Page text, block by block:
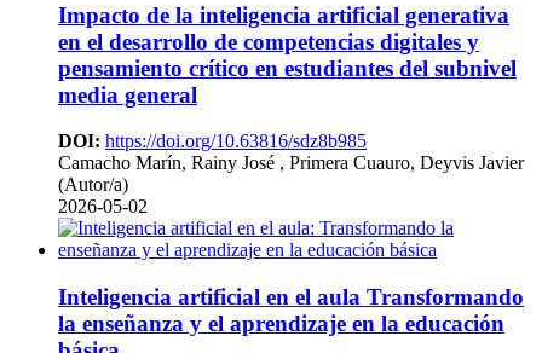
Impacto de la inteligencia artificial generativa
en el desarrollo de competencias digitales y
pensamiento crítico en estudiantes del subnivel
media general
DOI: https://doi.org/10.63816/sdz8b985
Camacho Marín, Rainy José , Primera Cuauro, Deyvis Javier
(Autor/a)
2026-05-02
Inteligencia artificial en el aula Transformando
la enseñanza y el aprendizaje en la educación